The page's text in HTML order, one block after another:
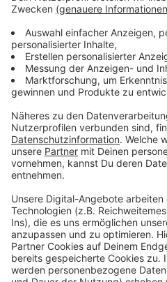
Projektes Faire Mobilität
durch die öffentliche
geschehen. Unter den
die Saisonarbeiter in
Verpflegung, Ein- und
Gesundheitsschutz
ihrem Arbeitgeber",
Stadtverbandsvorstand
einer
unter diesen Umständen
Anzeige